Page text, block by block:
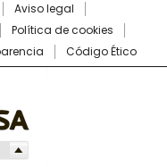
Aviso legal
Política de cookies
Código Ético